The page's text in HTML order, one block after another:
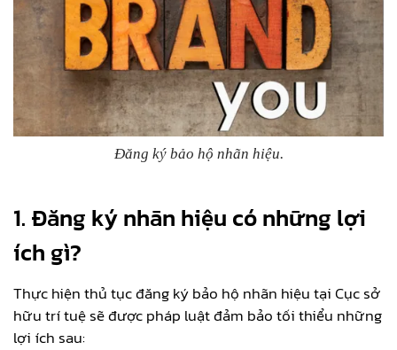
Đăng ký bảo hộ nhãn hiệu.
1. Đăng ký nhãn hiệu có những lợi
ích gì?
Thực hiện thủ tục đăng ký bảo hộ nhãn hiệu tại Cục sở
hữu trí tuệ sẽ được pháp luật đảm bảo tối thiểu những
lợi ích sau: